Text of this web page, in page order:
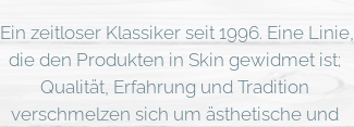
Ein zeitloser Klassiker seit 1996. Eine Linie,
die den Produkten in Skin gewidmet ist;
Qualität, Erfahrung und Tradition
verschmelzen sich um ästhetische und